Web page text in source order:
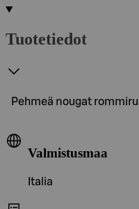
Tuotetiedot
Pehmeä nougat
Valmistusmaa
Italia